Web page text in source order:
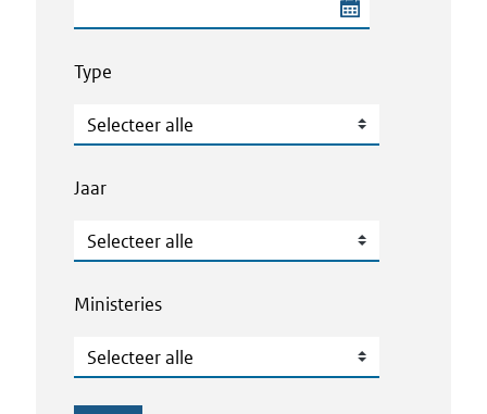
Type
Type
Jaar
Jaar
Ministeries
Ministeries